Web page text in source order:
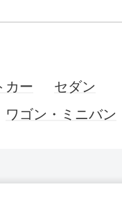
カー
セダン
ワゴン・ミニバン